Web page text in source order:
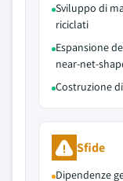
Sviluppo di
riciclati
Espansione
near-net-
Costruzione
Sfide
Dipendenze